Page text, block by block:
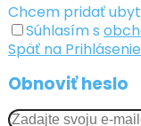
Chcem pridať
Súhlasím s
Späť na Prihlásenie
Obnoviť heslo